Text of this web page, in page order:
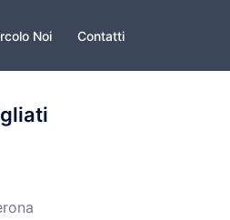
Noi Contatti